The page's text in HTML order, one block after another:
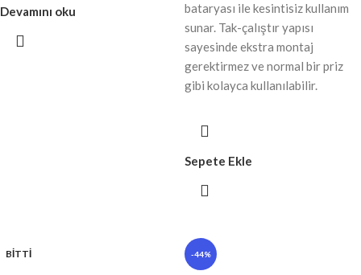
Devamını oku
bataryası ile kesintisiz kullanım
sunar. Tak-çalıştır yapısı
sayesinde ekstra montaj
gerektirmez ve normal bir priz
gibi kolayca kullanılabilir.
Sepete Ekle
BITTI -44%